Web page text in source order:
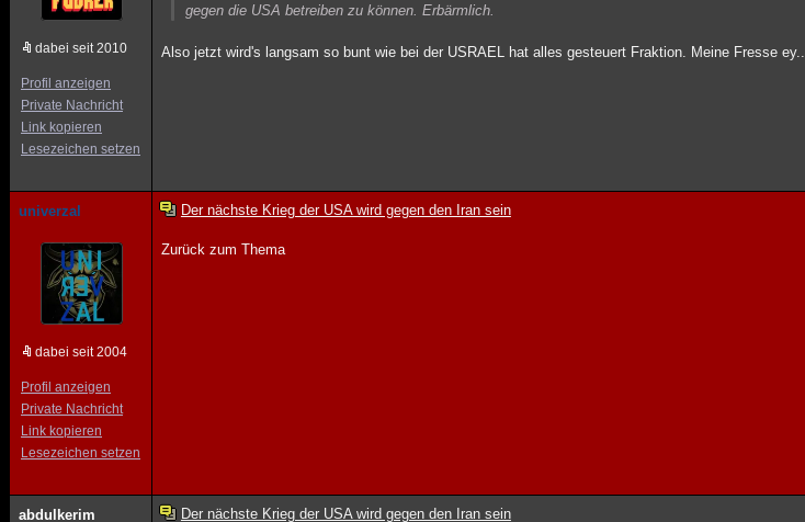
dabei seit 2010
Profil anzeigen
Private Nachricht
Link kopieren
Lesezeichen setzen
gegen die USA betreiben zu können. Erbärmlich.
Also jetzt wird's langsam so bunt wie bei der USRAEL hat alles gesteuert Fraktion. Meine Fresse ey..
univerzal
dabei seit 2004
Profil anzeigen
Private Nachricht
Link kopieren
Lesezeichen setzen
Der nächste Krieg der USA wird gegen den Iran sein
Zurück zum Thema
abdulkerim Der nächste Krieg der USA wird gegen den Iran sein